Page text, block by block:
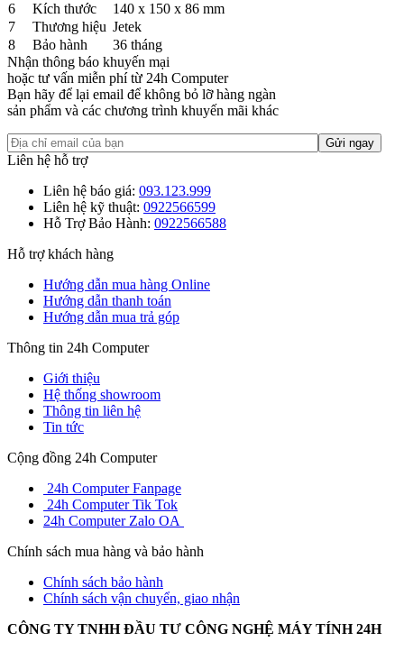
6
Kích thước
140 x 150 x 86 mm
7
Thương hiệu Jetek
8
Bảo hành
36 tháng
Nhận thông báo khuyến mại
hoặc tư vấn miễn phí từ 24h Computer
Bạn hãy để lại email để không bỏ lỡ hàng ngàn
sản phẩm và các chương trình khuyến mãi khác
Liên hệ hỗ trợ
Liên hệ báo giá: 093.123.999
Liên hệ kỹ thuật: 0922566599
Hỗ Trợ Bảo Hành: 0922566588
Hỗ trợ khách hàng
Hướng dẫn mua hàng Online
Hướng dẫn thanh toán
Hướng dẫn mua trả góp
Thông tin 24h Computer
Giới thiệu
Hệ thống showroom
Thông tin liên hệ
Tin tức
Cộng đồng 24h Computer
24h Computer Fanpage
24h Computer Tik Tok
24h Computer Zalo OA
Chính sách mua hàng và bảo hành
Chính sách bảo hành
Chính sách vận chuyển, giao nhận
CÔNG TY TNHH ĐẦU TƯ CÔNG NGHỆ MÁY TÍNH 24H